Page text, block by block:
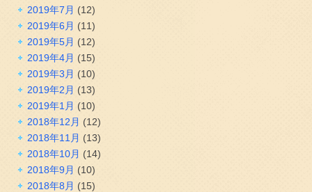
2019年7月 (12)
2019年6月 (11)
2019年5月 (12)
2019年4月 (15)
2019年3月 (10)
2019年2月 (13)
2019年1月 (10)
2018年12月 (12)
2018年11月 (13)
2018年10月 (14)
2018年9月 (10)
2018年8月 (15)